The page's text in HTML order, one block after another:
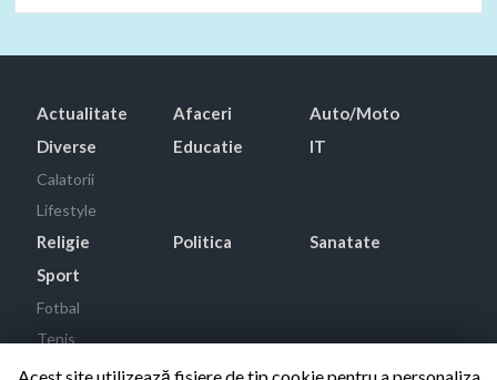
Actualitate Afaceri
Auto/Moto
Diverse
Calatorii
Lifestyle
Educatie IT
Religie Politica
Sanatate
Sport
Fotbal
Tenis
Acest site utilizează fisiere de tip cookie pentru a personaliza